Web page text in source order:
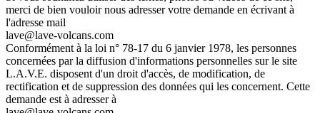
merci de bien vouloir nous adresser votre demande en écrivant à
l'adresse mail
lave@lave-volcans.com
Conformément à la loi n° 78-17 du 6 janvier 1978, les personnes
concernées par la diffusion d'informations personnelles sur le site
L.A.V.E. disposent d'un droit d'accès, de modification, de
rectification et de suppression des données qui les concernent. Cette
demande est à adresser à